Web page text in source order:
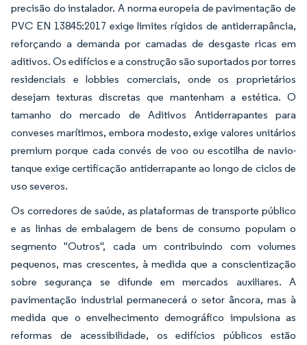
precisão do instalador. A norma europeia de pavimentação de
PVC EN 13845:2017 exige limites rígidos de antiderrapância,
reforçando a demanda por camadas de desgaste ricas em
aditivos. Os edifícios e a construção são suportados por torres
residenciais e lobbies comerciais, onde os proprietários
desejam texturas discretas que mantenham a estética. O
tamanho do mercado de Aditivos Antiderrapantes para
conveses marítimos, embora modesto, exige valores unitários
premium porque cada convés de voo ou escotilha de navio-
tanque exige certificação antiderrapante ao longo de ciclos de
uso severos.
Os corredores de saúde, as plataformas de transporte público
e as linhas de embalagem de bens de consumo populam o
segmento "Outros", cada um contribuindo com volumes
pequenos, mas crescentes, à medida que a conscientização
sobre segurança se difunde em mercados auxiliares. A
pavimentação industrial permanecerá o setor âncora, mas à
medida que o envelhecimento demográfico impulsiona as
reformas de acessibilidade, os edifícios públicos estão